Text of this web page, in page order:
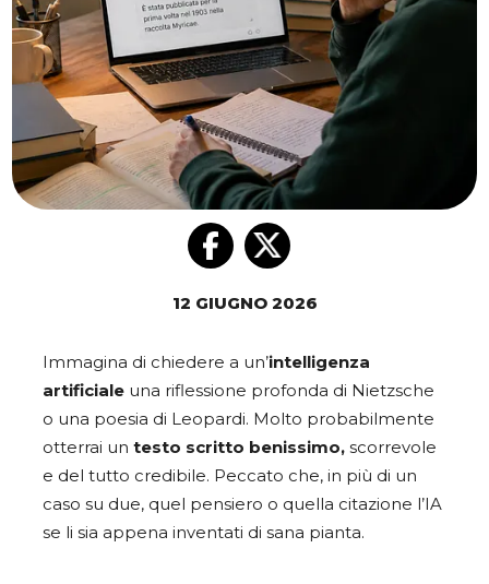
12 GIUGNO 2026
Immagina di chiedere a un’intelligenza
artificiale una riflessione profonda di Nietzsche
o una poesia di Leopardi. Molto probabilmente
otterrai un testo scritto benissimo, scorrevole
e del tutto credibile. Peccato che, in più di un
caso su due, quel pensiero o quella citazione l’IA
se li sia appena inventati di sana pianta.